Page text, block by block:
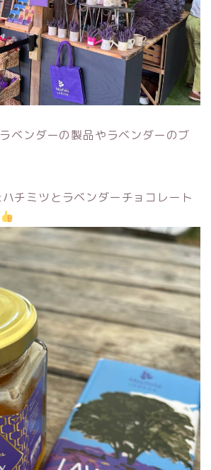
ベンダーの製品やラベンダーのブ
チミツとラベンダーチョコレート